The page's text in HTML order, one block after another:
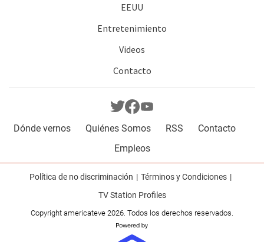
EEUU
Entretenimiento
Videos
Contacto
Dónde vernos Quiénes Somos RSS
Contacto
Empleos
Política de no discriminación
Términos y Condiciones
TV Station Profiles
Copyright americateve 2026. Todos los derechos reservados.